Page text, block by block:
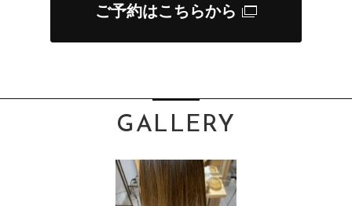
ご予約はこちらから
GALLERY